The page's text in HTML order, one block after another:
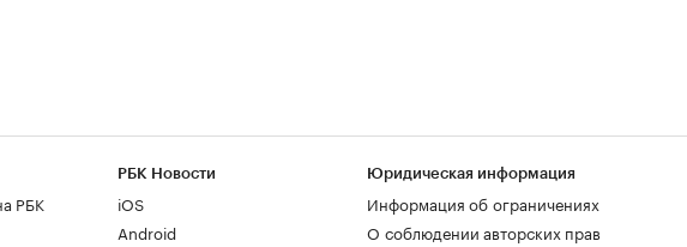
РБК
РБК Новости
iOS
Android
Юридическая информация
Информация об ограничениях
О соблюдении авторских прав